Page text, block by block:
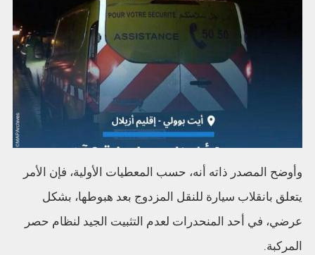
وأوضح المصدر ذاته أنه، حسب المعطيات الأولية، فإن الأمر
يتعلق بانقلاب سيارة للنقل المزدوج بعد هبوطها، بشكل
عرضي، في أحد المنحدرات لعدم التثبيت الجيد لنظام حصر
المركبة.